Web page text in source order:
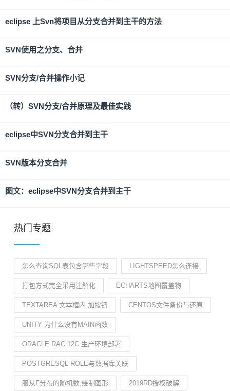
eclipse 上Svn将项目从分支合并到主干的方法
SVN使用之分支、合并
SVN分支/合并操作小记
（转）SVN分支/合并原理及最佳实践
eclipse中SVN分支合并到主干
SVN版本分支合并
图文：eclipse中SVN分支合并到主干
热门专题
怎么查询SQL表包含哪些字段 LIGHTSPEED怎么连接
打包方式完全采用注解化 ECHARTS地图覆盖物
TEXTAREA 文本框内 加按钮 CENTOS文件备份与还原
UNITY 为什么没有MAIN函数
ORACLE RAC 12C 生产环境部署
POSTGRESQL ROLE与数据库关联
服从F分布的随机数,绘制图形 2019RD授权破解